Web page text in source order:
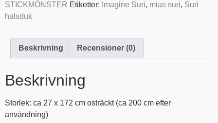
STICKMÖNSTER Etiketter: Imagine Suri, mias suri, Suri
halsduk
Beskrivning Recensioner (0)
Beskrivning
Storlek: ca 27 x 172 cm osträckt (ca 200 cm efter
användning)